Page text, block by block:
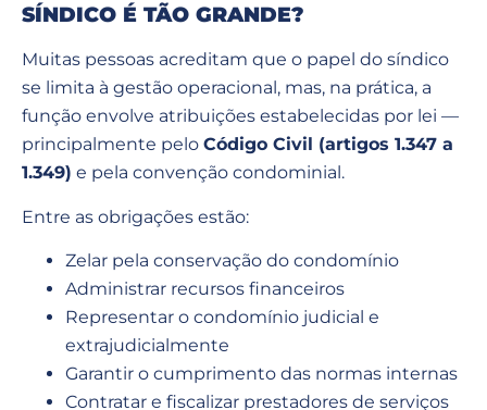
SÍNDICO É TÃO GRANDE?
Muitas pessoas acreditam que o papel do síndico
se limita à gestão operacional, mas, na prática, a
função envolve atribuições estabelecidas por lei —
principalmente pelo Código Civil (artigos 1.347 a
1.349) e pela convenção condominial.
Entre as obrigações estão:
Zelar pela conservação do condomínio
Administrar recursos financeiros
Representar o condomínio judicial e
extrajudicialmente
Garantir o cumprimento das normas internas
Contratar e fiscalizar prestadores de serviços